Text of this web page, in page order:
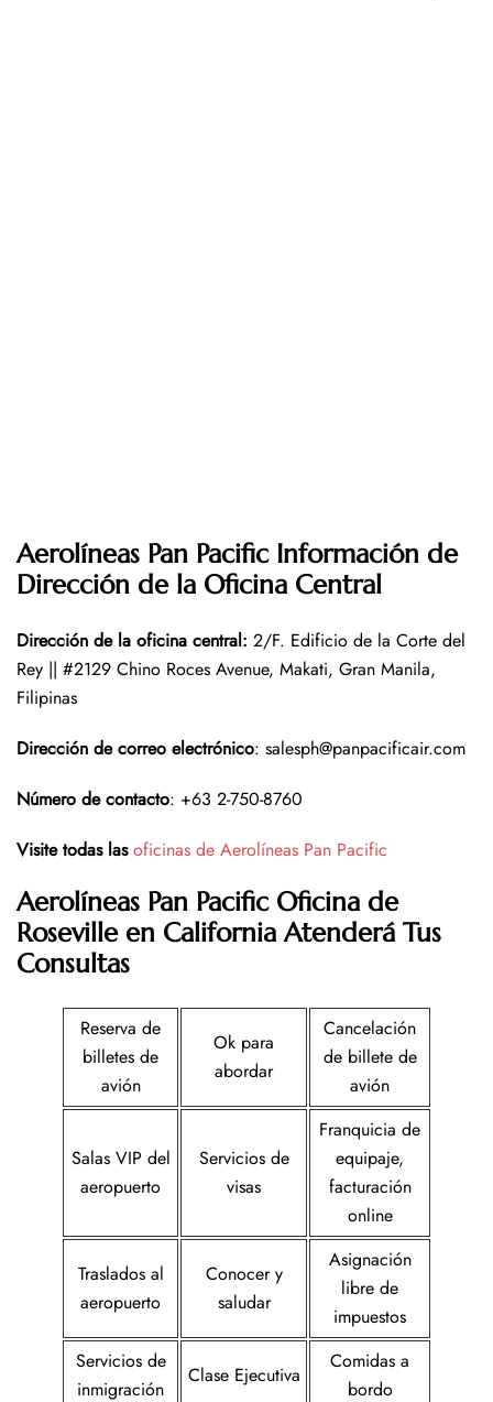
Aerolíneas Pan Pacific Información de
Dirección de la Oficina Central
Dirección de la oficina central: 2/F. Edificio de la Corte del
Rey || #2129 Chino Roces Avenue, Makati, Gran Manila,
Filipinas
Dirección de correo electrónico: salesph@panpacificair.com
Número de contacto: +63 2-750-8760
Visite todas las oficinas de Aerolíneas Pan Pacific
Aerolíneas Pan Pacific Oficina de
Roseville en CaliforniaAtenderá Tus
Consultas
Reserva de
billetes de
avión
Ok para
abordar
Cancelación
de billete de
avión
Salas VIP del
aeropuerto
Servicios de
visas
Franquicia de
equipaje,
facturación
online
Traslados al
aeropuerto
Conocer y
saludar
Asignación
libre de
impuestos
Servicios de
inmigración
Clase Ejecutiva
Comidas a
bordo